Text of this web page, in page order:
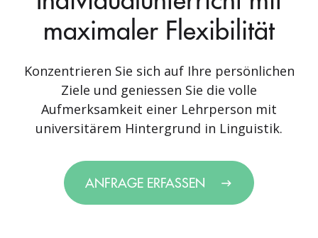
maximaler Flexibilität
Konzentrieren Sie sich auf Ihre persönlichen
Ziele und geniessen Sie die volle
Aufmerksamkeit einer Lehrperson mit
universitärem Hintergrund in Linguistik.
ANFRAGE ERFASSEN